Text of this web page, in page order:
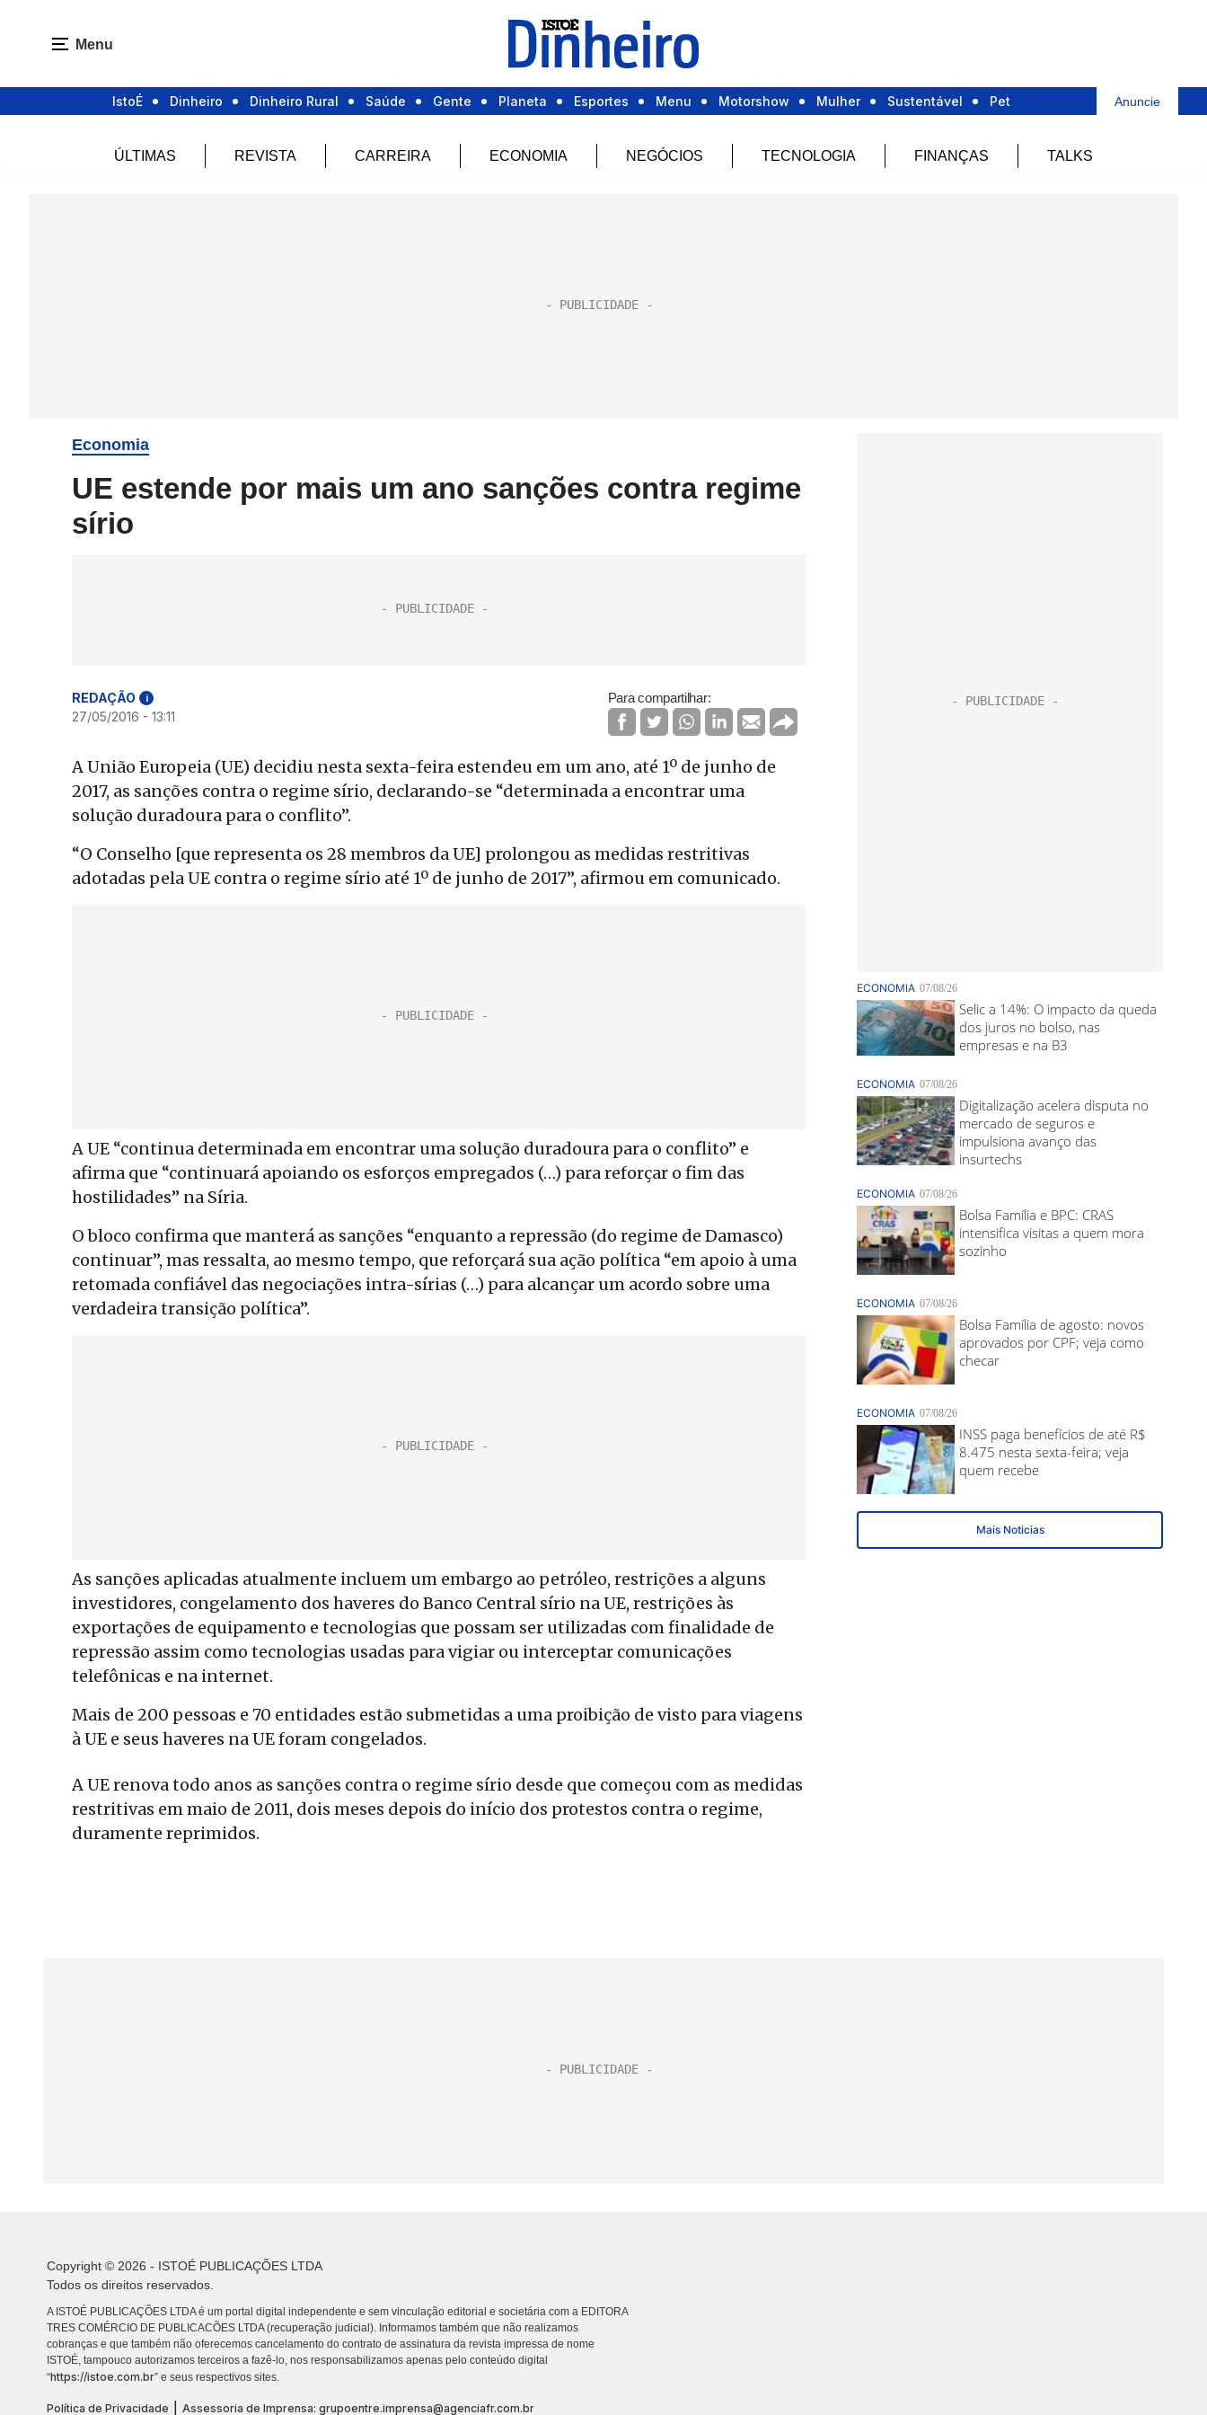
Menu
IstoÉ Dinheiro Dinheiro Rural Saúde Gente Planeta Esportes Menu Motorshow Mulher Sustentável Pet Anuncie
ÚLTIMAS REVISTA CARREIRA ECONOMIA NEGÓCIOS TECNOLOGIA FINANÇAS TALKS
Economia
UE estende por mais um ano sanções contra regime
sírio
REDAÇÃO i
27/05/2016 - 13:11
Para compartilhar:
A União Europeia (UE) decidiu nesta sexta-feira estendeu em um ano, até 1º de junho de
2017, as sanções contra o regime sírio, declarando-se “determinada a encontrar uma
solução duradoura para o conflito”.
“O Conselho [que representa os 28 membros da UE] prolongou as medidas restritivas
adotadas pela UE contra o regime sírio até 1º de junho de 2017”, afirmou em comunicado.
A UE “continua determinada em encontrar uma solução duradoura para o conflito” e
afirma que “continuará apoiando os esforços empregados (…) para reforçar o fim das
hostilidades” na Síria.
O bloco confirma que manterá as sanções “enquanto a repressão (do regime de Damasco)
continuar”, mas ressalta, ao mesmo tempo, que reforçará sua ação política “em apoio à uma
retomada confiável das negociações intra-sírias (…) para alcançar um acordo sobre uma
verdadeira transição política”.
As sanções aplicadas atualmente incluem um embargo ao petróleo, restrições a alguns
investidores, congelamento dos haveres do Banco Central sírio na UE, restrições às
exportações de equipamento e tecnologias que possam ser utilizadas com finalidade de
repressão assim como tecnologias usadas para vigiar ou interceptar comunicações
telefônicas e na internet.
Mais de 200 pessoas e 70 entidades estão submetidas a uma proibição de visto para viagens
à UE e seus haveres na UE foram congelados.
A UE renova todo anos as sanções contra o regime sírio desde que começou com as medidas
restritivas em maio de 2011, dois meses depois do início dos protestos contra o regime,
duramente reprimidos.
Copyright © 2026 - ISTOÉ PUBLICAÇÕES LTDA
Todos os direitos reservados.
A ISTOÉ PUBLICAÇÕES LTDA é um portal digital independente e sem vinculação editorial e societária com a EDITORA
TRES COMÉRCIO DE PUBLICACÕES LTDA (recuperação judicial). Informamos também que não realizamos
cobranças e que também não oferecemos cancelamento do contrato de assinatura da revista impressa de nome
ISTOÉ, tampouco autorizamos terceiros a fazê-lo, nos responsabilizamos apenas pelo conteúdo digital
“https://istoe.com.br” e seus respectivos sites.
Política de Privacidade Assessoria de Imprensa: grupoentre.imprensa@agenciafr.com.br